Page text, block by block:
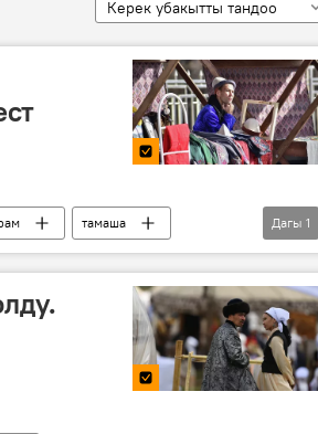
Керек убакытты тандоо
тамаша
Дагы 1